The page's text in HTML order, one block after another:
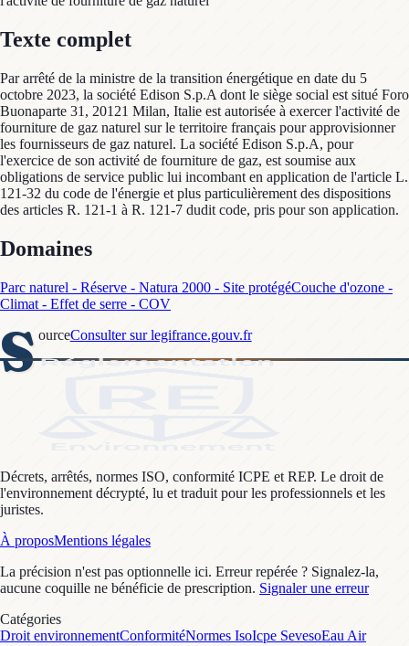
Texte complet
Par arrêté de la ministre de la transition énergétique en date du 5
octobre 2023, la société Edison S.p.A dont le siège social est situé Foro
Buonaparte 31, 20121 Milan, Italie est autorisée à exercer l'activité de
fourniture de gaz naturel sur le territoire français pour approvisionner
les fournisseurs de gaz naturel. La société Edison S.p.A, pour
l'exercice de son activité de fourniture de gaz, est soumise aux
obligations de service public lui incombant en application de l'article L.
121-32 du code de l'énergie et plus particulièrement des dispositions
des articles R. 121-1 à R. 121-7 dudit code, pris pour son application.
Domaines
Parc naturel - Réserve - Natura 2000 - Site protégéCouche d'ozone -
Climat - Effet de serre - COV
S ourceConsulter sur legifrance.gouv.fr
Décrets, arrêtés, normes ISO, conformité ICPE et REP. Le droit de
l'environnement décrypté, lu et traduit pour les professionnels et les
juristes.
À proposMentions légales
La précision n'est pas optionnelle ici. Erreur repérée ? Signalez-la,
aucune coquille ne bénéficie de prescription. Signaler une erreur
Catégories
Droit environnementConformitéNormes IsoIcpe SevesoEau Air